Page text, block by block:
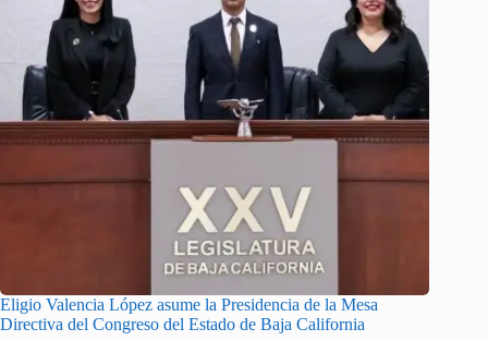
Eligio Valencia López asume la Presidencia de la Mesa
Directiva del Congreso del Estado de Baja California